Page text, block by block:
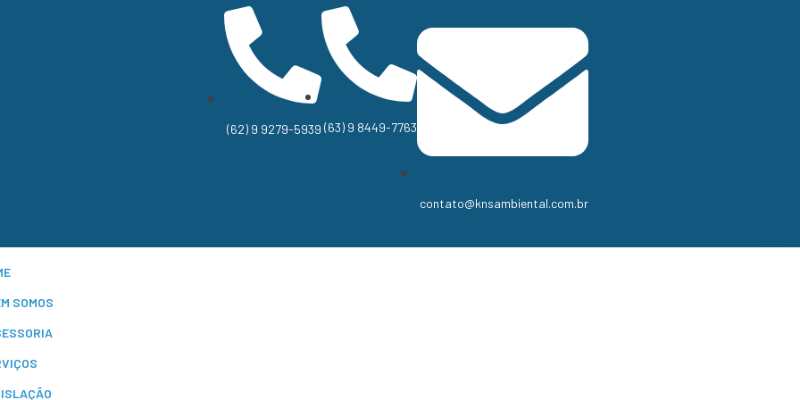
(62) 9 9279-5939 (63) 9 8449-7763
contato@knsambiental.com.br
SOMOS